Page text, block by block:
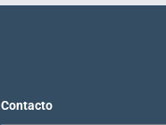
Contacto